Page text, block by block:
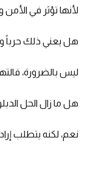
لأنها تؤثر في الأمن
هل يعني ذلك حرباً
ليس بالضرورة،
هل ما زال الحل
نعم، لكنه يتطلب